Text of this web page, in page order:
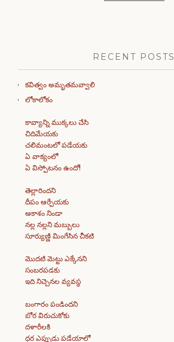
RECENT POSTS
కవిత్వం అమృతమవ్వాలి
లోకాలోకం
కావ్యాన్ని ముక్కలు చేసి
చిదిమేయకు
చలిమంటలో పడేయకు
ఏ వాక్యంలో
ఏ విస్పోటనం ఉందో!
తెల్లారిందని
దీపం ఆర్పేయకు
ఆకాశం నిండా
నల్ల నల్లని మబ్బులు
సూర్యుణ్ణి మింగేసిన చీకటి
మొదటి మెట్టు ఎక్కేనని
సంబరపడకు
ఇది నిచ్చెనల వ్యవస్థ
బంగారం పండిందని
బోర విరుచుకోకు
దళారీలకి
ధర ఎప్పుడు పడేయాలో